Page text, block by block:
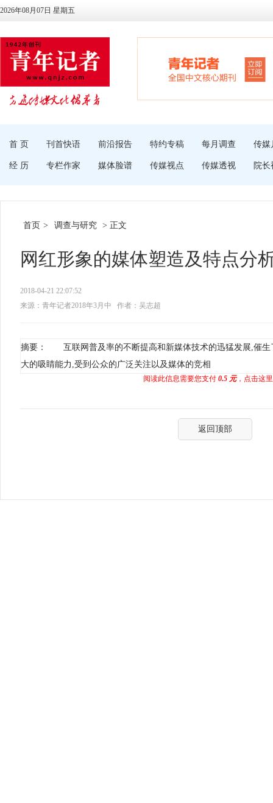
2026年08月07日 星期五
首 页 刊首快语 前沿报告 特约专稿 每月调查 传媒
经 历 专栏作家 媒体脸谱 传媒视点 传媒透视 院长
首页 > 调查与研究 > 正文
网红形象的媒体塑造及特点分
2018-04-21 22:07:52
来源：青年记者2018年3月中
作者：吴志超
摘要： 互联网普及率的不断提高和新媒体技术的迅猛发展,催生
大的吸睛能力,受到公众的广泛关注以及媒体的竞相
阅读此信息需要您支付 0.5 元，点击这
返回顶部